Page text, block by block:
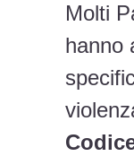
Molti
hanno